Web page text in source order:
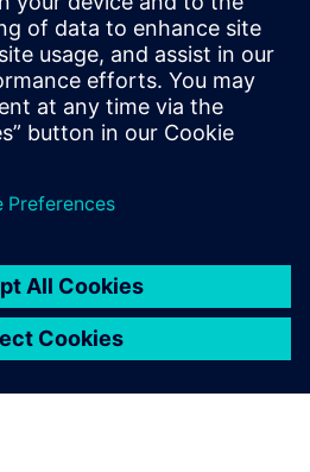
tervezési stílusban, miközben
felhasználást és a